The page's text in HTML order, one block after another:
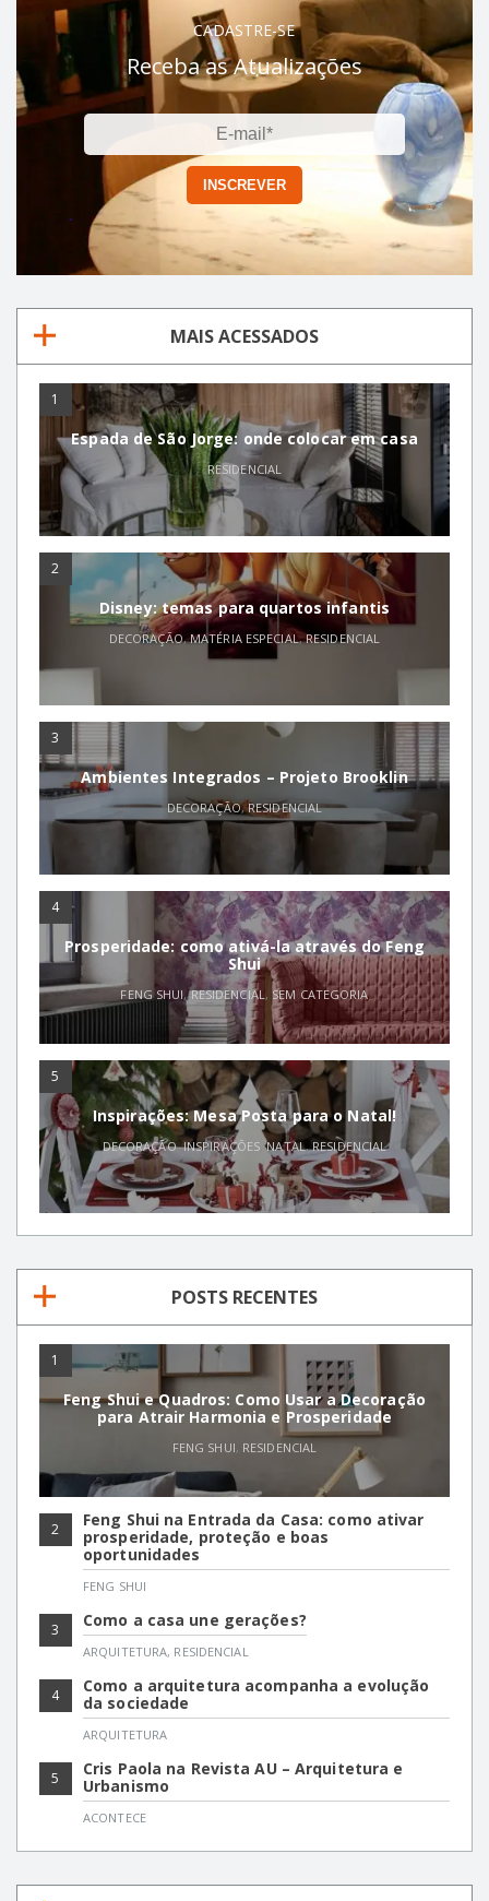
CADASTRE-SE
Receba as Atualizações
MAIS ACESSADOS
1
Espada de São Jorge: onde colocar em casa
RESIDENCIAL
2
Disney: temas para quartos infantis
DECORAÇÃO,MATÉRIA ESPECIAL,RESIDENCIAL
3
Ambientes Integrados – Projeto Brooklin
DECORAÇÃO,RESIDENCIAL
4
Prosperidade: como ativá-la através do Feng
Shui
FENG SHUI,RESIDENCIAL ,SEM CATEGORIA
5
Inspirações: Mesa Posta para o Natal!
DECORAÇÃO,INSPIRAÇÕES ,NATAL,RESIDENCIAL
POSTS RECENTES
1
Feng Shui e Quadros: Como Usar a Decoração
para Atrair Harmonia e Prosperidade
FENG SHUI, RESIDENCIAL
2
Feng Shui na Entrada da Casa: como ativar
prosperidade, proteção e boas
oportunidades
FENG SHUI
3 Como a casa une gerações?
ARQUITETURA, RESIDENCIAL
4
Como a arquitetura acompanha a evolução
da sociedade
ARQUITETURA
5
Cris Paola na Revista AU – Arquitetura e
Urbanismo
ACONTECE